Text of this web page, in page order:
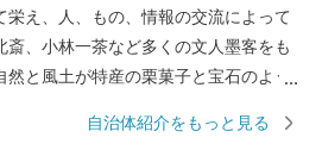
栄え、人、もの、情報の交流によって
、小林一茶など多くの文人墨客をも
と風土が特産の栗菓子と宝石のよう
自治体紹介をもっと見る